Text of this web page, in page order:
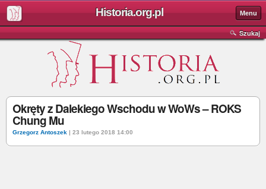
Historia.org.pl Menu
Szukaj
Okręty z Dalekiego Wschodu w WoWs – ROKS
Chung Mu
Grzegorz Antoszek | 23 lutego 2018 14:00